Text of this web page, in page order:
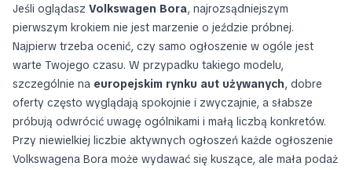
Jeśli oglądasz Volkswagen Bora, najrozsądniejszym
pierwszym krokiem nie jest marzenie o jeździe próbnej.
Najpierw trzeba ocenić, czy samo ogłoszenie w ogóle jest
warte Twojego czasu. W przypadku takiego modelu,
szczególnie na europejskim rynku aut używanych, dobre
oferty często wyglądają spokojnie i zwyczajnie, a słabsze
próbują odwrócić uwagę ogólnikami i małą liczbą konkretów.
Przy niewielkiej liczbie aktywnych ogłoszeń każde ogłoszenie
Volkswagena Bora może wydawać się kuszące, ale mała podaż